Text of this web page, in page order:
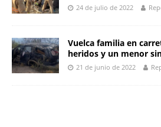
24 de julio de 2022
Vuelca familia en
heridos y un menor
21 de junio de 2022